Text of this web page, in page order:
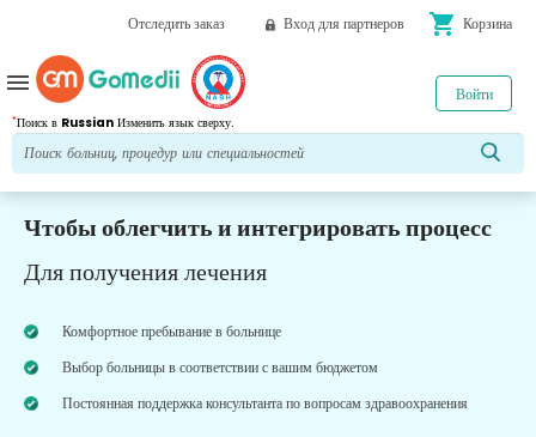
Отследить заказ Вход для партнеров shopping_cart Корзина
*Поиск в Russian Изменить язык сверху.
Войти
menu
Чтобы облегчить и интегрировать процесс
Для получения лечения
Комфортное пребывание в больнице
Выбор больницы в соответствии с вашим бюджетом
Постоянная поддержка консультанта по вопросам здравоохранения